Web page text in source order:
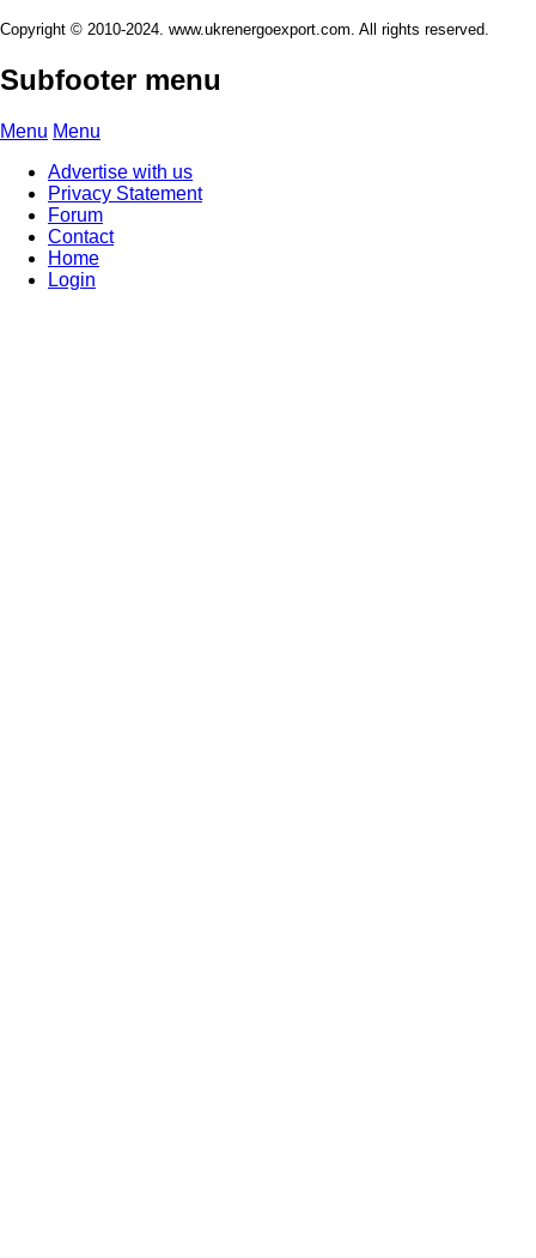
Copyright © 2010-2024. www.ukrenergoexport.com. All rights reserved.
Subfooter menu
Menu Menu
Advertise with us
Privacy Statement
Forum
Contact
Home
Login